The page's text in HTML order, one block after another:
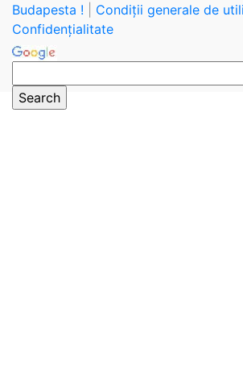
Budapesta !
Condiții generale de
Confidențialitate